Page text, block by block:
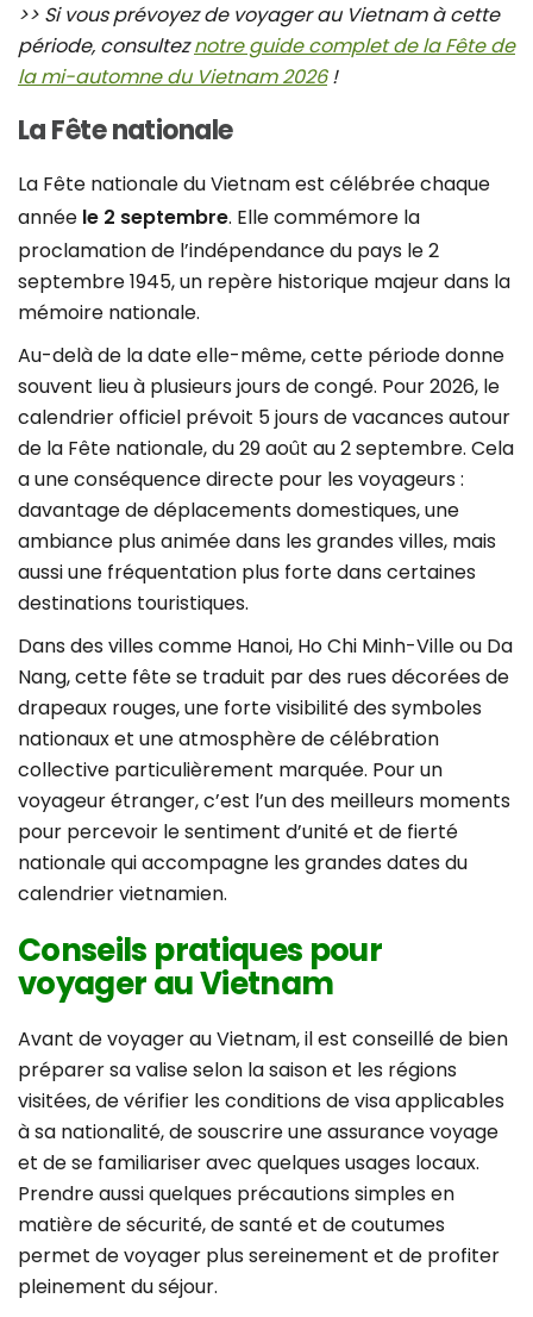
>> Si vous prévoyez de voyager au Vietnam à cette
période, consulteznotre guide complet de la Fête de
la mi-automne du Vietnam 2026!
La Fête nationale
La Fête nationale du Vietnam est célébrée chaque
année le 2 septembre. Elle commémore la
proclamation de l’indépendance du pays le 2
septembre 1945, un repère historique majeur dans la
mémoire nationale.
Au-delà de la date elle-même, cette période donne
souvent lieu à plusieurs jours de congé. Pour 2026, le
calendrier officiel prévoit 5 jours de vacances autour
de la Fête nationale, du 29 août au 2 septembre. Cela
a une conséquence directe pour les voyageurs :
davantage de déplacements domestiques, une
ambiance plus animée dans les grandes villes, mais
aussi une fréquentation plus forte dans certaines
destinations touristiques.
Dans des villes comme Hanoi, Ho Chi Minh-Ville ou Da
Nang, cette fête se traduit par des rues décorées de
drapeaux rouges, une forte visibilité des symboles
nationaux et une atmosphère de célébration
collective particulièrement marquée. Pour un
voyageur étranger, c’est l’un des meilleurs moments
pour percevoir le sentiment d’unité et de fierté
nationale qui accompagne les grandes dates du
calendrier vietnamien.
Conseils pratiques pour
voyager au Vietnam
Avant de voyager au Vietnam, il est conseillé de bien
préparer sa valise selon la saison et les régions
visitées, de vérifier les conditions de visa applicables
à sa nationalité, de souscrire une assurance voyage
et de se familiariser avec quelques usages locaux.
Prendre aussi quelques précautions simples en
matière de sécurité, de santé et de coutumes
permet de voyager plus sereinement et de profiter
pleinement du séjour.